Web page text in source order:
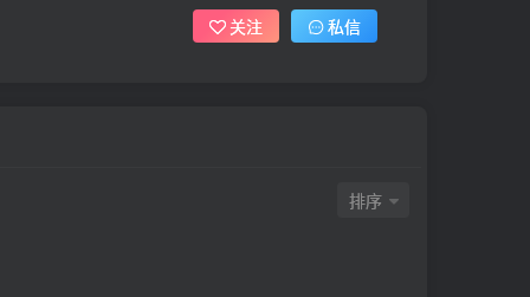
关注 私信
排序